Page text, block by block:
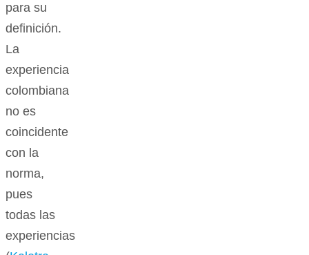
para su
definición.
La
experiencia
colombiana
no es
coincidente
con la
norma,
pues
todas las
experiencias